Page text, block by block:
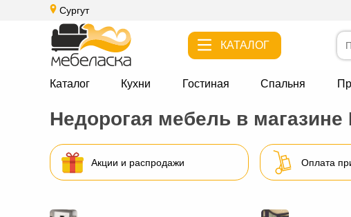
Сургут
КАТАЛОГ
Каталог Кухни Гостиная Спальня
Недорогая мебель в магазине
Акции и распродажи Оплата